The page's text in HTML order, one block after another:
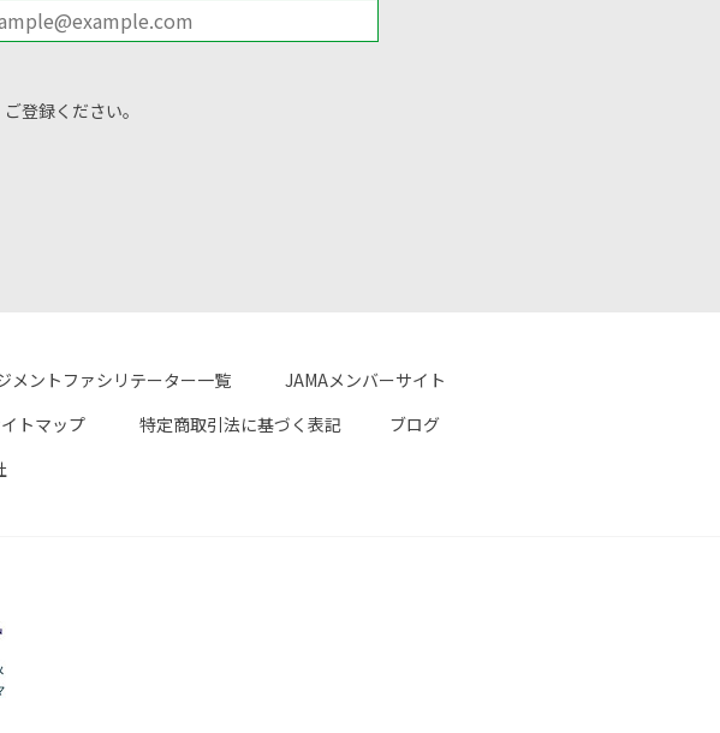
登録ください。
メントファシリテーター一覧
JAMAメンバーサイト
トマップ 特定商取引法に基づく表記
ブログ